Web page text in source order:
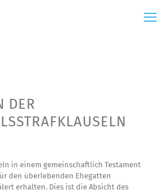
DER
in einem gemeinschaftlich Testament
den überlebenden Ehegatten
erhalten. Dies ist die Absicht des